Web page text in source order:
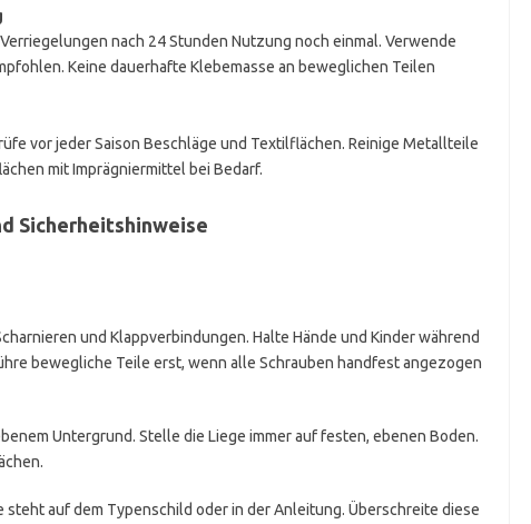
nach 24 Stunden Nutzung noch einmal. Verwende
Keine dauerhafte Klebemasse an beweglichen Teilen
vor jeder Saison Beschläge und Textilflächen. Reinige Metallteile
mit Imprägniermittel bei Bedarf.
Sicherheitshinweise
und Klappverbindungen. Halte Hände und Kinder während
bewegliche Teile erst, wenn alle Schrauben handfest angezogen
Untergrund. Stelle die Liege immer auf festen, ebenen Boden.
steht auf dem Typenschild oder in der Anleitung. Überschreite diese